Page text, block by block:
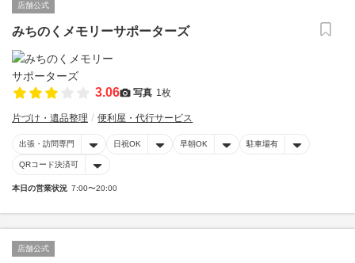
店舗公式
みちのくメモリーサポーターズ
3.06 写真 1枚
片づけ・遺品整理 便利屋・代行サービス
出張・訪問専門 日祝OK 早朝OK 駐車場有
QRコード決済可
本日の営業状況 7:00〜20:00
店舗公式